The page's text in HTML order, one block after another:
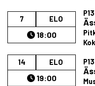
7 ELO
18:00
14 ELO
19:00